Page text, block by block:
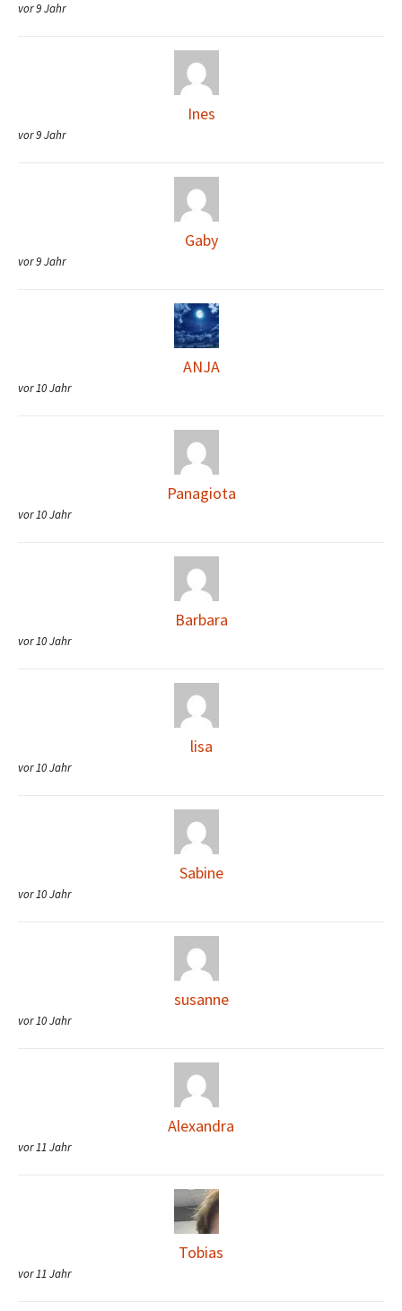
vor 9 Jahr
Ines
vor 9 Jahr
Gaby
vor 9 Jahr
ANJA
vor 10 Jahr
Panagiota
vor 10 Jahr
Barbara
vor 10 Jahr
lisa
vor 10 Jahr
Sabine
vor 10 Jahr
susanne
vor 10 Jahr
Alexandra
vor 11 Jahr
Tobias
vor 11 Jahr